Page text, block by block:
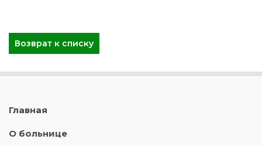
Возврат к списку
Главная
О больнице